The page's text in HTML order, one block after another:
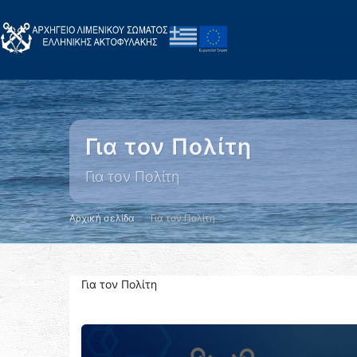
Για τον Πολίτη
Για τον Πολίτη
Αρχική σελίδα Για τον Πολίτη
Για τον Πολίτη